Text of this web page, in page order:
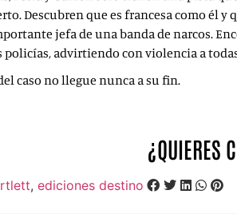
Descubren que es francesa como él y
jefa de una banda de narcos.
advirtiendo con violencia a
caso no llegue nunca a su fin.
, ediciones destino
¿QUIERES